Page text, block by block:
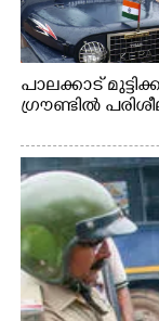
പാലക്കാട്
ഗ്രൗണ്ടിൽ